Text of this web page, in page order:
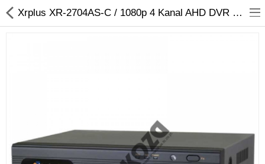
Kayıt Cihazları
Mobil Ürünler
Xrplus XR-2704AS-C / 1080p 4 Kanal AHD DVR 5 IN 1 Hibrit Kayıt Cihazı